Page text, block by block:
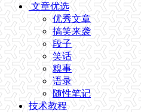
文章优选
优秀文章
搞笑来袭
段子
笑话
糗事
语录
随性笔记
技术教程